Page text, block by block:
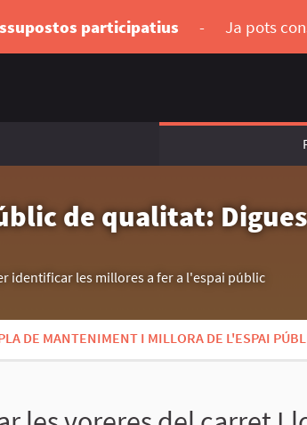
participatius - Ja pots
de qualitat:
identificar les millores a fer a l'espai públic
DE MANTENIMENT I MILLORA DE L'ESPAI